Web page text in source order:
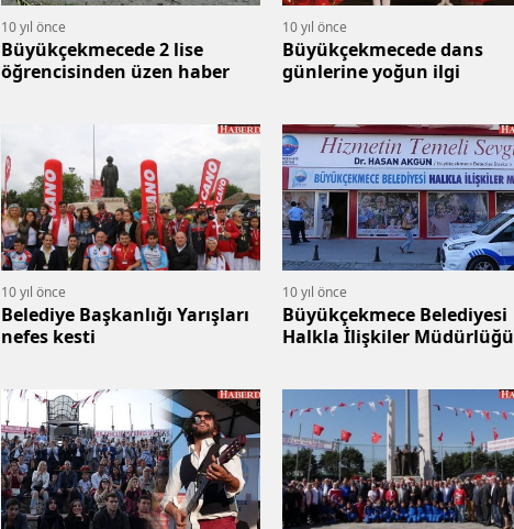
10 yıl önce
Büyükçekmecede 2 lise
öğrencisinden üzen haber
10 yıl önce
Büyükçekmecede dans
günlerine yoğun ilgi
10 yıl önce
Belediye Başkanlığı Yarışları
nefes kesti
10 yıl önce
Büyükçekmece Belediyesi
Halkla İlişkiler Müdürlüğü